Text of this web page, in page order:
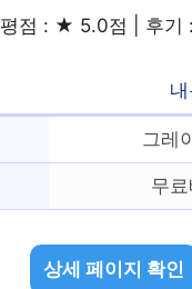
평점 : ★ 5.0점 | 후기
그레
무
상세 페이지 확인